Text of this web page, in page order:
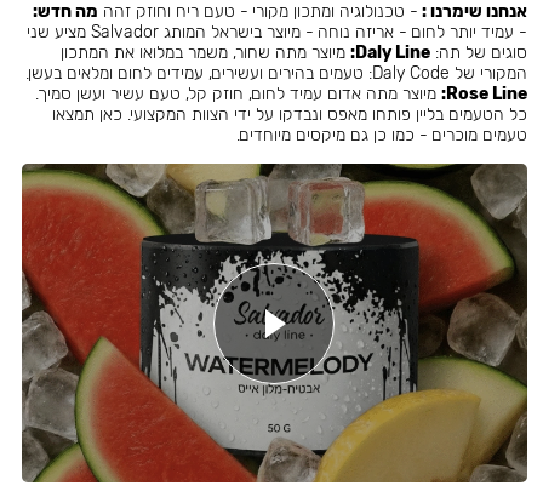
אנחנו שימרנו : - טכנולוגיה ומתכון מקורי - טעם ריח וחוזק זהה מה חדש:
- עמיד יותר לחום - אריזה נוחה - מיוצר בישראל המותג Salvador מציע שני
סוגים של תה:Daly Line: מיוצר מתה שחור, משמר במלואו את המתכון
המקורי של Daly Code: טעמים בהירים ועשירים, עמידים לחום ומלאים בעשן.
Rose Line: מיוצר מתה אדום עמיד לחום, חוזק קל, טעם עשיר ועשן סמיך.
כל הטעמים בליין פותחו מאפס ונבדקו על ידי הצוות המקצועי. כאן תמצאו
טעמים מוכרים - כמו כן גם מיקסים מיוחדים.